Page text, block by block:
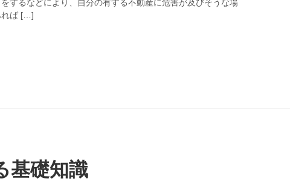
するなどにより、自分の有する不動産に危害が及びそうな場
れば […]
基礎知識